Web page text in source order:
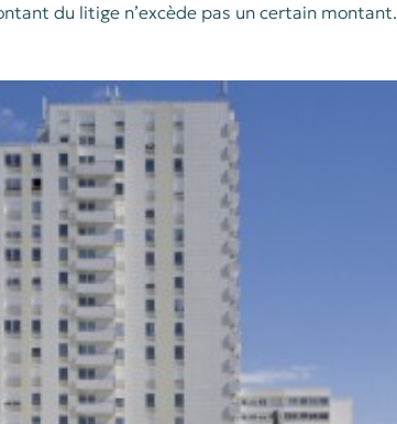
du litige n’excède pas un certain montant.